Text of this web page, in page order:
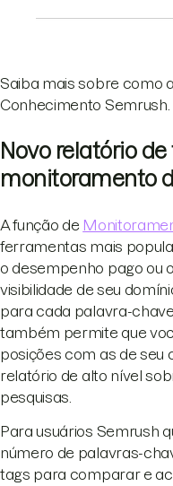
Saiba mais sobre como
Conhecimento Semrush.
Novo relatório
monitoramento
A função de
ferramentas mais
o desempenho pago ou
visibilidade de seu
para cada palavra-
também permite que
posições com as de
relatório de alto nível
pesquisas.
Para usuários Semrush
número de palavras-
tags para comparar e